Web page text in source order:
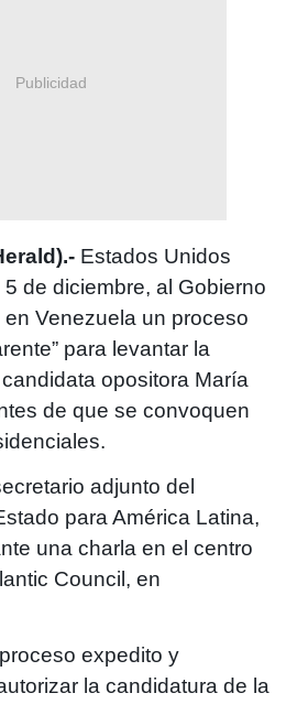
Publicidad
Estados Unidos
de diciembre, al Gobierno
Venezuela un proceso
para levantar la
opositora María
de que se convoquen
adjunto del
para América Latina,
una charla en el centro
Council, en
expedito y
la candidatura de la